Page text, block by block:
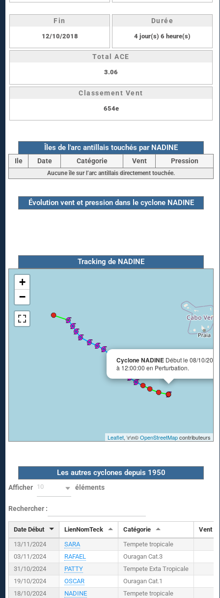
Fin
12/10/2018
Durée
4 jour(s) 6 heure(s)
Total ACE
3.06
Classement Vent
654e
Îles de l'arc antillais touchés par NADINE
Ile Date Catégorie Vent Pression
Aucune île sur l’arc antillais directement touchée.
Évolution vent et pression dans le cyclone NADINE
Tracking de NADINE
Cyclone NADINE Début le 08/10/2018
à 12:00:00 en Perturbation.
+
−
Leaflet, \r\n©OpenStreetMapcontributeurs
Les autres cyclones depuis 1950
Afficher 10 éléments
Rechercher :
Date Début LienNomTeck Catégorie Vent (
13/11/2024
SARA
Tempete tropicale
03/11/2024
RAFAEL
Ouragan Cat.3
31/10/2024
PATTY
Tempete Exta Tropicale
19/10/2024
OSCAR
Ouragan Cat.1
18/10/2024
NADINE
Tempete tropicale